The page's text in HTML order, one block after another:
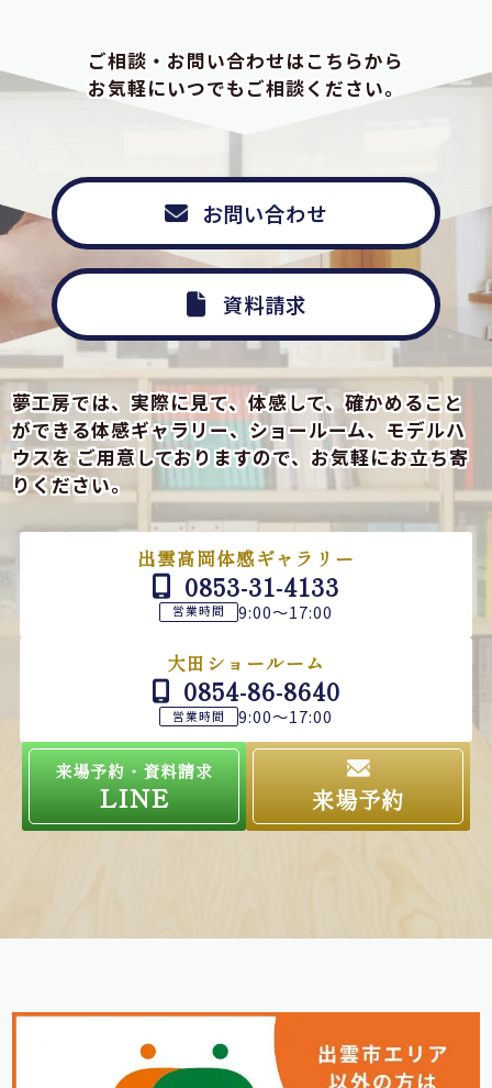
ご相談・お問い合わせはこちらから
お気軽にいつでもご相談ください。
お問い合わせ
資料請求
夢工房では、実際に見て、体感して、確かめること
ができる体感ギャラリー、ショールーム、モデルハ
ウスをご用意しておりますので、お気軽にお立ち寄
りください。
出雲高岡体感ギャラリー
0853-31-4133
営業時間 9:00～17:00
大田ショールーム
0854-86-8640
営業時間 9:00～17:00
来場予約・資料請求
LINE 来場予約